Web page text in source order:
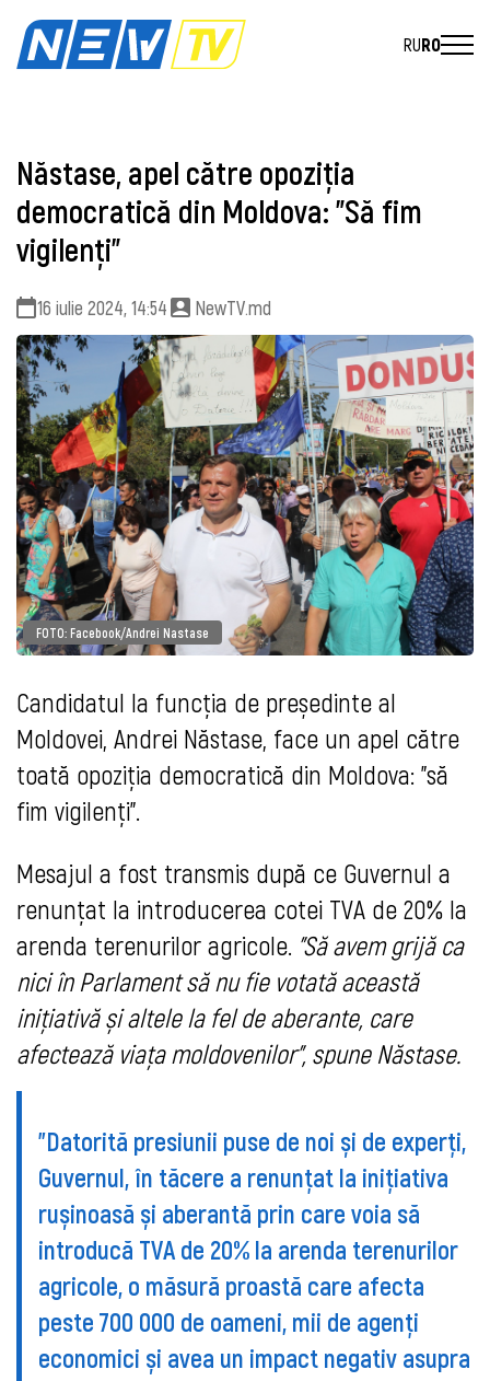
RURO
Năstase, apel către opoziția
democratică din Moldova: ”Să fim
vigilenți”
16 iulie 2024, 14:54 NewTV.md
FOTO: Facebook/Andrei Nastase
Candidatul la funcția de președinte al
Moldovei, Andrei Năstase, face un apel către
toată opoziția democratică din Moldova: ”să
fim vigilenți”.
Mesajul a fost transmis după ce Guvernul a
renunțat la introducerea cotei TVA de 20% la
arenda terenurilor agricole. ”Să avem grijă ca
nici în Parlament să nu fie votată această
inițiativă și altele la fel de aberante, care
afectează viața moldovenilor”, spune Năstase.
”Datorită presiunii puse de noi și de experți,
Guvernul, în tăcere a renunțat la inițiativa
rușinoasă și aberantă prin care voia să
introducă TVA de 20% la arenda terenurilor
agricole, o măsură proastă care afecta
peste 700 000 de oameni, mii de agenți
economici și avea un impact negativ asupra